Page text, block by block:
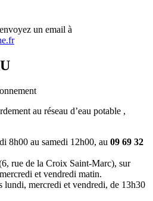
un email à
au réseau d’eau potable ,
8h00 au samedi 12h00, au 09 69 32
rue de la Croix Saint-Marc), sur
et vendredi matin.
lundi, mercredi et vendredi, de 13h30